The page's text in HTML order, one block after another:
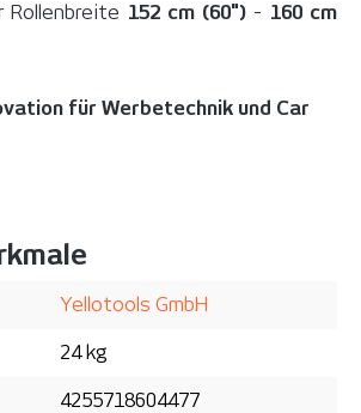
Rollenbreite 152 cm (60") - 160 cm
für Werbetechnik und Car
Yellotools GmbH
24 kg
4255718604477